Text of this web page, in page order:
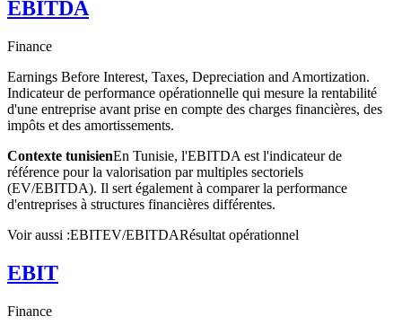
EBITDA
Finance
Earnings Before Interest, Taxes, Depreciation and Amortization.
Indicateur de performance opérationnelle qui mesure la rentabilité
d'une entreprise avant prise en compte des charges financières, des
impôts et des amortissements.
Contexte tunisienEn Tunisie, l'EBITDA est l'indicateur de
référence pour la valorisation par multiples sectoriels
(EV/EBITDA). Il sert également à comparer la performance
d'entreprises à structures financières différentes.
Voir aussi :EBITEV/EBITDARésultat opérationnel
EBIT
Finance